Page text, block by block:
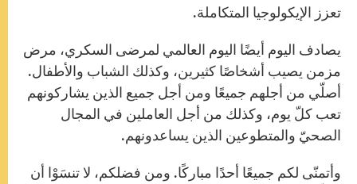
تعزز الإيكولوجيا المتكاملة.
يصادف اليوم أيضًا اليوم العالمي لمرضى السكري، مرض
مزمن يصيب أشخاصًا كثيرين، وكذلك الشباب والأطفال.
أصلّي من أجلهم جميعًا ومن أجل جميع الذين يشاركونهم
تعب كلّ يوم، وكذلك من أجل العاملين في المجال
الصحيّ والمتطوعين الذين يساعدونهم.
وأتمنّى لكم جميعًا أحدًا مباركًا. ومن فضلكم، لا تنسَوْا أن